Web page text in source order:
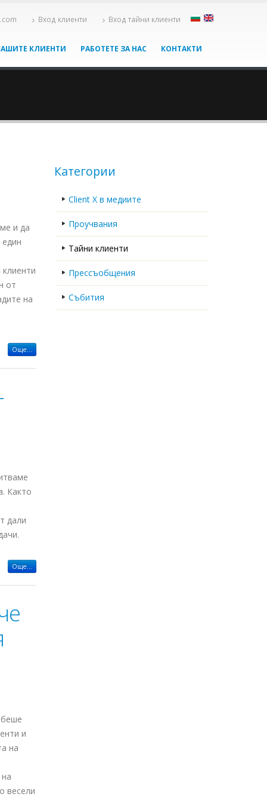
Вход клиенти Вход тайни клиенти
КЛИЕНТИ РАБОТЕТЕ ЗА НАС КОНТАКТИ
и да
от
на
Още...
Както
дали
Още...
беше
и
на
весели
Категории
Client X в медиите
Проучвания
Тайни клиенти
Прессъобщения
Събития